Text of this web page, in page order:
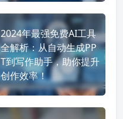
2024年最强免费AI工具
全解析：从自动生成PP
T到写作助手，助你提升
创作效率！